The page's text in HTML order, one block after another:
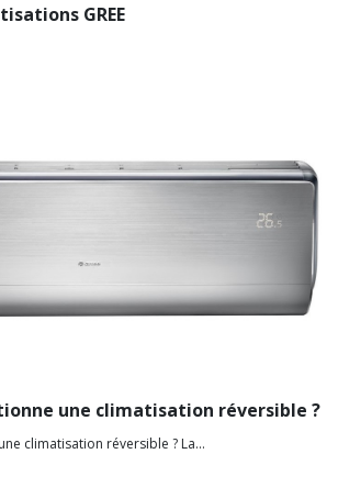
GREE
une climatisation réversible ?
climatisation réversible ? La...